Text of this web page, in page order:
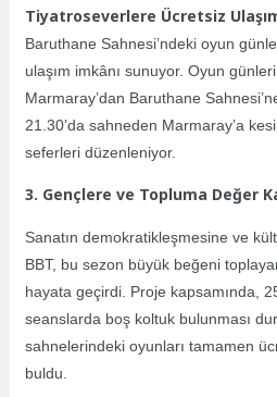
Tiyatroseverlere Ücretsiz
Baruthane Sahnesi’ndeki oyun
ulaşım imkânı sunuyor. Oyun
Marmaray’dan Baruthane
21.30’da sahneden Marmaray’a
seferleri düzenleniyor.
3. Gençlere ve Topluma Değer
Sanatın demokratikleşmesine ve
BBT, bu sezon büyük beğeni
hayata geçirdi. Proje kapsamında,
seanslarda boş koltuk bulunması
sahnelerindeki oyunları tamamen
buldu.